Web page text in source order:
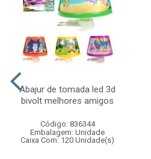
Abajur de tomada led 3d
bivolt melhores amigos
Código: 836344
Embalagem: Unidade
Caixa Com: 120 Unidade(s)